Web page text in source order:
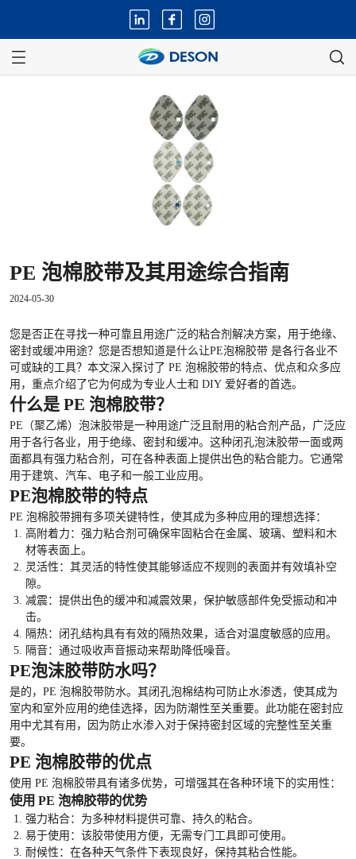
PE 泡棉胶带及其用途综合指南
2024-05-30
您是否正在寻找一种可靠且用途广泛的粘合剂解决方案，用于绝缘、
密封或缓冲用途？您是否想知道是什么让PE泡棉胶带 是各行各业不
可或缺的工具？本文深入探讨了 PE 泡棉胶带的特点、优点和众多应
用，重点介绍了它为何成为专业人士和 DIY 爱好者的首选。
什么是 PE 泡棉胶带？
PE（聚乙烯）泡沫胶带是一种用途广泛且耐用的粘合剂产品，广泛应
用于各行各业，用于绝缘、密封和缓冲。这种闭孔泡沫胶带一面或两
面都具有强力粘合剂，可在各种表面上提供出色的粘合能力。它通常
用于建筑、汽车、电子和一般工业应用。
PE泡棉胶带的特点
PE 泡棉胶带拥有多项关键特性，使其成为多种应用的理想选择：
高附着力：强力粘合剂可确保牢固粘合在金属、玻璃、塑料和木
材等表面上。
灵活性：其灵活的特性使其能够适应不规则的表面并有效填补空
隙。
减震：提供出色的缓冲和减震效果，保护敏感部件免受振动和冲
击。
隔热：闭孔结构具有有效的隔热效果，适合对温度敏感的应用。
隔音：通过吸收声音振动来帮助降低噪音。
PE泡沫胶带防水吗？
是的，PE 泡棉胶带防水。其闭孔泡棉结构可防止水渗透，使其成为
室内和室外应用的绝佳选择，因为防潮性至关重要。此功能在密封应
用中尤其有用，因为防止水渗入对于保持密封区域的完整性至关重
要。
PE 泡棉胶带的优点
使用 PE 泡棉胶带具有诸多优势，可增强其在各种环境下的实用性：
使用 PE 泡棉胶带的优势
强力粘合：为多种材料提供可靠、持久的粘合。
易于使用：该胶带使用方便，无需专门工具即可使用。
耐候性：在各种天气条件下表现良好，保持其粘合性能。